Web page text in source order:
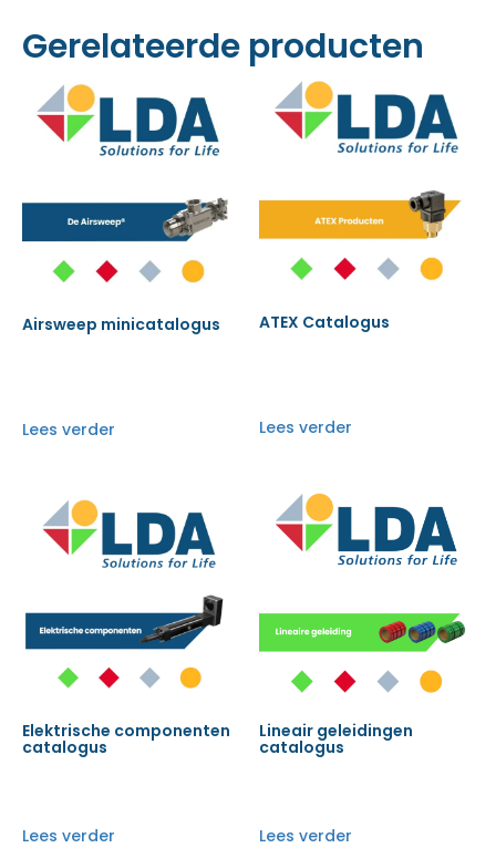
Gerelateerde producten
Airsweep minicatalogus
Lees verder
ATEX Catalogus
Lees verder
Elektrische componenten
catalogus
Lees verder
Lineair geleidingen
catalogus
Lees verder